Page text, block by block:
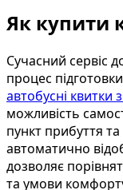
Як купити
Сучасний сервіс
процес
автобусні квитки
можливість
пункт прибуття
автоматично
дозволяє
та умови